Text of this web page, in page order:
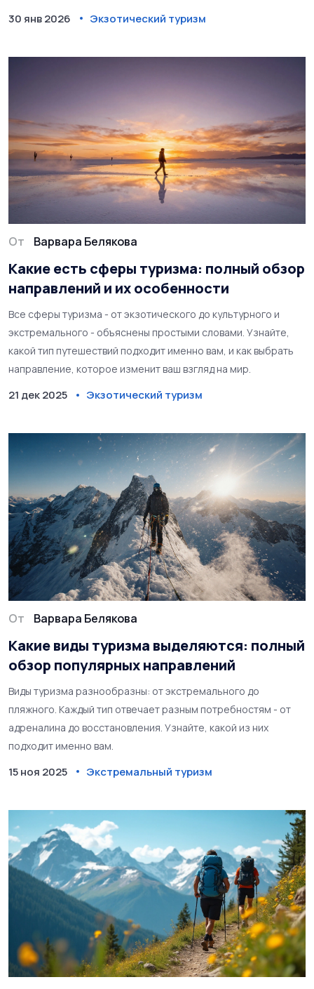
30 янв 2026 Экзотический туризм
От Варвара Белякова
Какие есть сферы туризма: полный обзор
направлений и их особенности
Все сферы туризма - от экзотического до культурного и
экстремального - объяснены простыми словами. Узнайте,
какой тип путешествий подходит именно вам, и как выбрать
направление, которое изменит ваш взгляд на мир.
21 дек 2025 Экзотический туризм
От Варвара Белякова
Какие виды туризма выделяются: полный
обзор популярных направлений
Виды туризма разнообразны: от экстремального до
пляжного. Каждый тип отвечает разным потребностям - от
адреналина до восстановления. Узнайте, какой из них
подходит именно вам.
15 ноя 2025 Экстремальный туризм